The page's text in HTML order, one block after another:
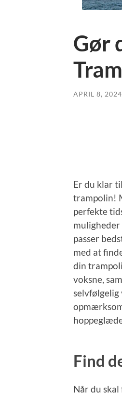
Gør
APRIL 8, 2024
Er du klar
trampolin!
perfekte
passer
med at
din
voksne,
selvfølgelig
Find
Når du